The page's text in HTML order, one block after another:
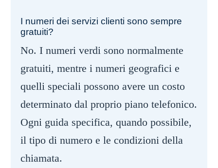
I numeri dei servizi clienti sono sempre
gratuiti?
No. I numeri verdi sono normalmente
gratuiti, mentre i numeri geografici e
quelli speciali possono avere un costo
determinato dal proprio piano telefonico.
Ogni guida specifica, quando possibile,
il tipo di numero e le condizioni della
chiamata.